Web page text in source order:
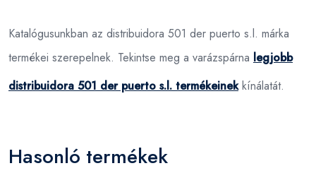
Katalógusunkban az distribuidora 501 der puerto s.l. márka
termékei szerepelnek. Tekintse meg a varázspárna legjobb
distribuidora 501 der puerto s.l. termékeinekkínálatát.
Hasonló termékek